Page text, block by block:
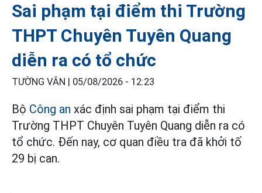
Sai phạm tại điểm thi Trường
THPT Chuyên Tuyên Quang
diễn ra có tổ chức
TƯỜNG VÂN | 05/08/2026 - 12:23
Bộ Công an xác định sai phạm tại điểm thi
Trường THPT Chuyên Tuyên Quang diễn ra có
tổ chức. Đến nay, cơ quan điều tra đã khởi tố
29 bị can.